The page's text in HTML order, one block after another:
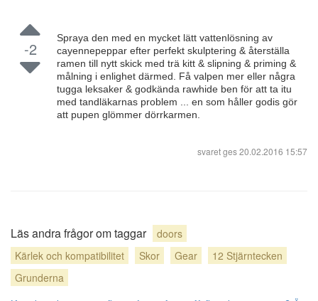
-2
Spraya den med en mycket lätt vattenlösning av
cayennepeppar efter perfekt skulptering & återställa
ramen till nytt skick med trä kitt & slipning & priming &
målning i enlighet därmed. Få valpen mer eller några
tugga leksaker & godkända rawhide ben för att ta itu
med tandläkarnas problem ... en som håller godis gör
att pupen glömmer dörrkarmen.
svaret ges20.02.2016 15:57
Läs andra frågor om taggar
doors
Kärlek och kompatibilitet
Skor Gear
12 Stjärntecken
Grunderna